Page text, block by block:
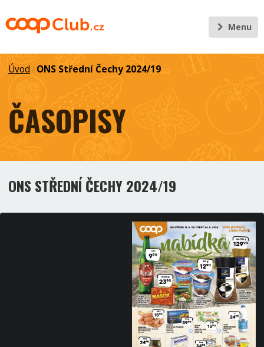
Menu
Úvod / ONS Střední Čechy 2024/19
ČASOPISY
ONS STŘEDNÍ ČECHY 2024/19